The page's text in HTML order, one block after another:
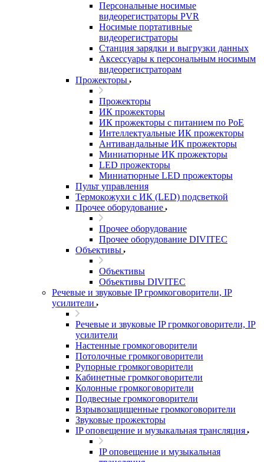
Персональные носимые
видеорегистраторы PVR
Носимые портативные
видеорегистраторы
Станция зарядки и выгрузки данных
Аксессуары к персональным носимым
видеорегистраторам
Прожекторы
Прожекторы
ИК прожекторы
ИК прожекторы с питанием по PoE
Интеллектуальные ИК прожекторы
Антивандальные ИК прожекторы
Миниатюрные ИК прожекторы
LED прожекторы
Миниатюрные LED прожекторы
Пульт управления
Термокожухи с ИК (LED) подсветкой
Прочее оборудование
Прочее оборудование
Прочее оборудование DIVITEC
Объективы
Объективы
Объективы DIVITEC
Речевые и звуковые IP громкоговорители, IP
усилители
Речевые и звуковые IP громкоговорители, IP
усилители
Настенные громкоговорители
Потолочные громкоговорители
Рупорные громкоговорители
Кабинетные громкоговорители
Колонные громкоговорители
Подвесные громкоговорители
Взрывозащищенные громкоговорители
Звуковые прожекторы
IP оповещение и музыкальная трансляция
IP оповещение и музыкальная